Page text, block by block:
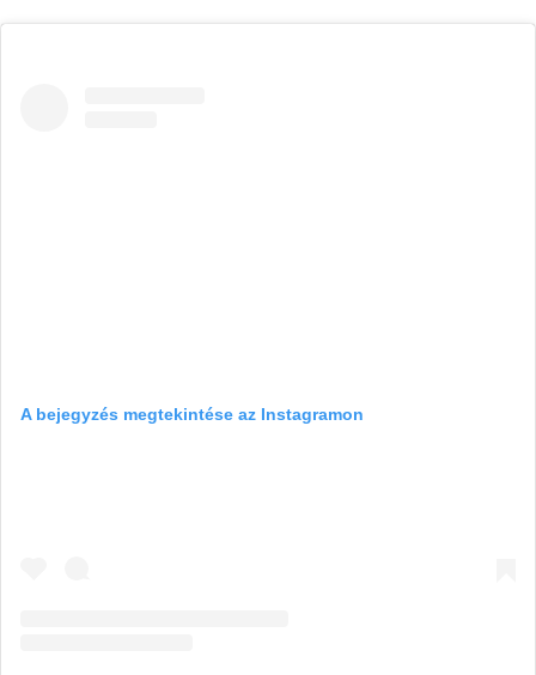
A bejegyzés megtekintése az Instagramon